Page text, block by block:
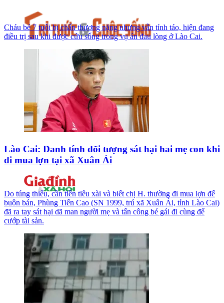
Cháu bé 7 tuổi bị chấn thương nặng nhưng vẫn tỉnh táo, hiện đang
điều trị sau khi được cứu sống trong vụ án đau lòng ở Lào Cai.
Lào Cai: Danh tính đối tượng sát hại hai mẹ con khi
đi mua lợn tại xã Xuân Ái
Do túng thiếu, cần tiền tiêu xài và biết chị H. thường đi mua lợn để
buôn bán, Phùng Tiến Cao (SN 1999, trú xã Xuân Ái, tỉnh Lào Cai)
đã ra tay sát hại dã man người mẹ và tấn công bé gái đi cùng để
cướp tài sản.